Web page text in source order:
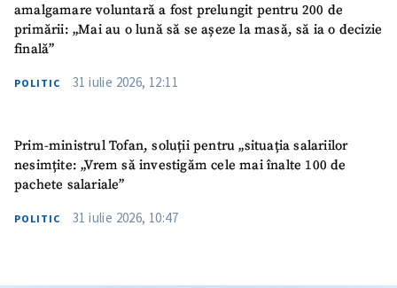
amalgamare voluntară a fost prelungit pentru 200 de
primării: „Mai au o lună să se așeze la masă, să ia o decizie
finală”
POLITIC 31 iulie 2026, 12:11
Prim-ministrul Tofan, soluții pentru „situația salariilor
nesimțite: „Vrem să investigăm cele mai înalte 100 de
pachete salariale”
POLITIC 31 iulie 2026, 10:47